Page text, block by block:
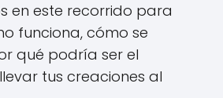
en este recorrido para
funciona, cómo se
qué podría ser el
tus creaciones al